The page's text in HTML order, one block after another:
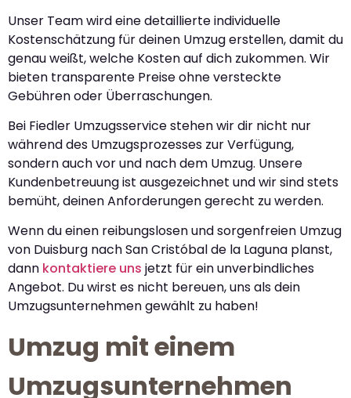
Unser Team wird eine detaillierte individuelle
Kostenschätzung für deinen Umzug erstellen, damit du
genau weißt, welche Kosten auf dich zukommen. Wir
bieten transparente Preise ohne versteckte
Gebühren oder Überraschungen.
Bei Fiedler Umzugsservice stehen wir dir nicht nur
während des Umzugsprozesses zur Verfügung,
sondern auch vor und nach dem Umzug. Unsere
Kundenbetreuung ist ausgezeichnet und wir sind stets
bemüht, deinen Anforderungen gerecht zu werden.
Wenn du einen reibungslosen und sorgenfreien Umzug
von Duisburg nach San Cristóbal de la Laguna planst,
dann kontaktiere uns jetzt für ein unverbindliches
Angebot. Du wirst es nicht bereuen, uns als dein
Umzugsunternehmen gewählt zu haben!
Umzug mit einem
Umzugsunternehmen